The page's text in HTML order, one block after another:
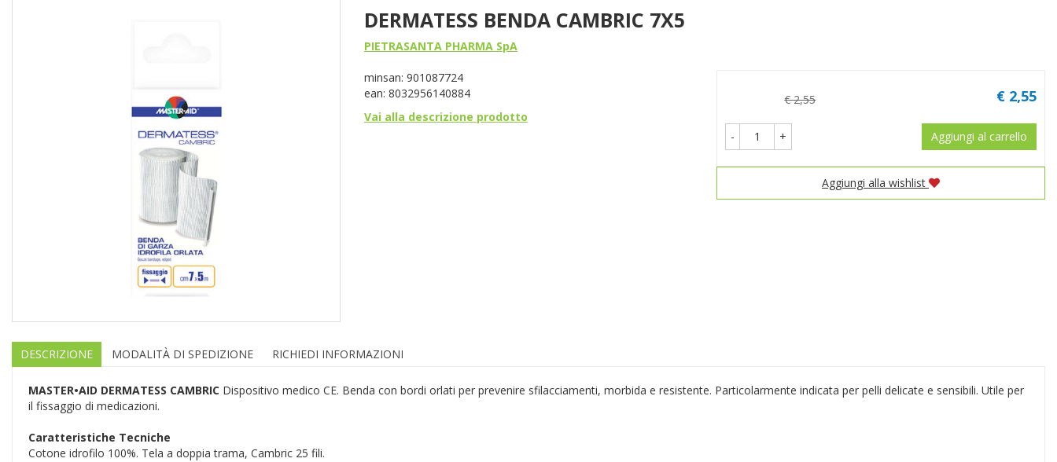
DERMATESS BENDA CAMBRIC 7X5
PIETRASANTA PHARMA SpA
minsan: 901087724
ean: 8032956140884
Vai alla descrizione prodotto
€ 2,55
€ 2,55
- + Aggiungi al carrello
Aggiungi alla wishlist
DESCRIZIONE MODALITÀ DI SPEDIZIONE RICHIEDI INFORMAZIONI
MASTER•AID DERMATESS CAMBRIC Dispositivo medico CE. Benda con bordi orlati per prevenire sfilacciamenti, morbida e resistente. Particolarmente indicata per pelli delicate e sensibili. Utile per
il fissaggio di medicazioni.
Caratteristiche Tecniche
Cotone idrofilo 100%. Tela a doppia trama, Cambric 25 fili.